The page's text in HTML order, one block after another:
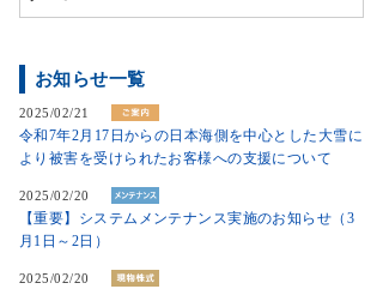
お知らせ一覧
2025/02/21
令和7年2月17日からの日本海側を中心とした大雪に
より被害を受けられたお客様への支援について
2025/02/20
【重要】システムメンテナンス実施のお知らせ（3
月1日～2日）
2025/02/20